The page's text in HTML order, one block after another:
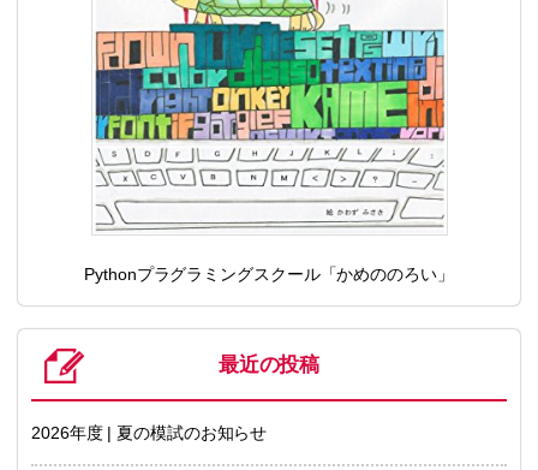
Pythonプラグラミングスクール「かめののろい」
最近の投稿
2026年度 | 夏の模試のお知らせ